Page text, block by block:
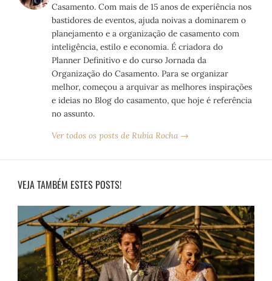
Casamento. Com mais de 15 anos de experiência nos
bastidores de eventos, ajuda noivas a dominarem o
planejamento e a organização de casamento com
inteligência, estilo e economia. É criadora do
Planner Definitivo e do curso Jornada da
Organização do Casamento. Para se organizar
melhor, começou a arquivar as melhores inspirações
e ideias no Blog do casamento, que hoje é referência
no assunto.
Ver todos os posts de Rubia Rocha →
VEJA TAMBÉM ESTES POSTS!